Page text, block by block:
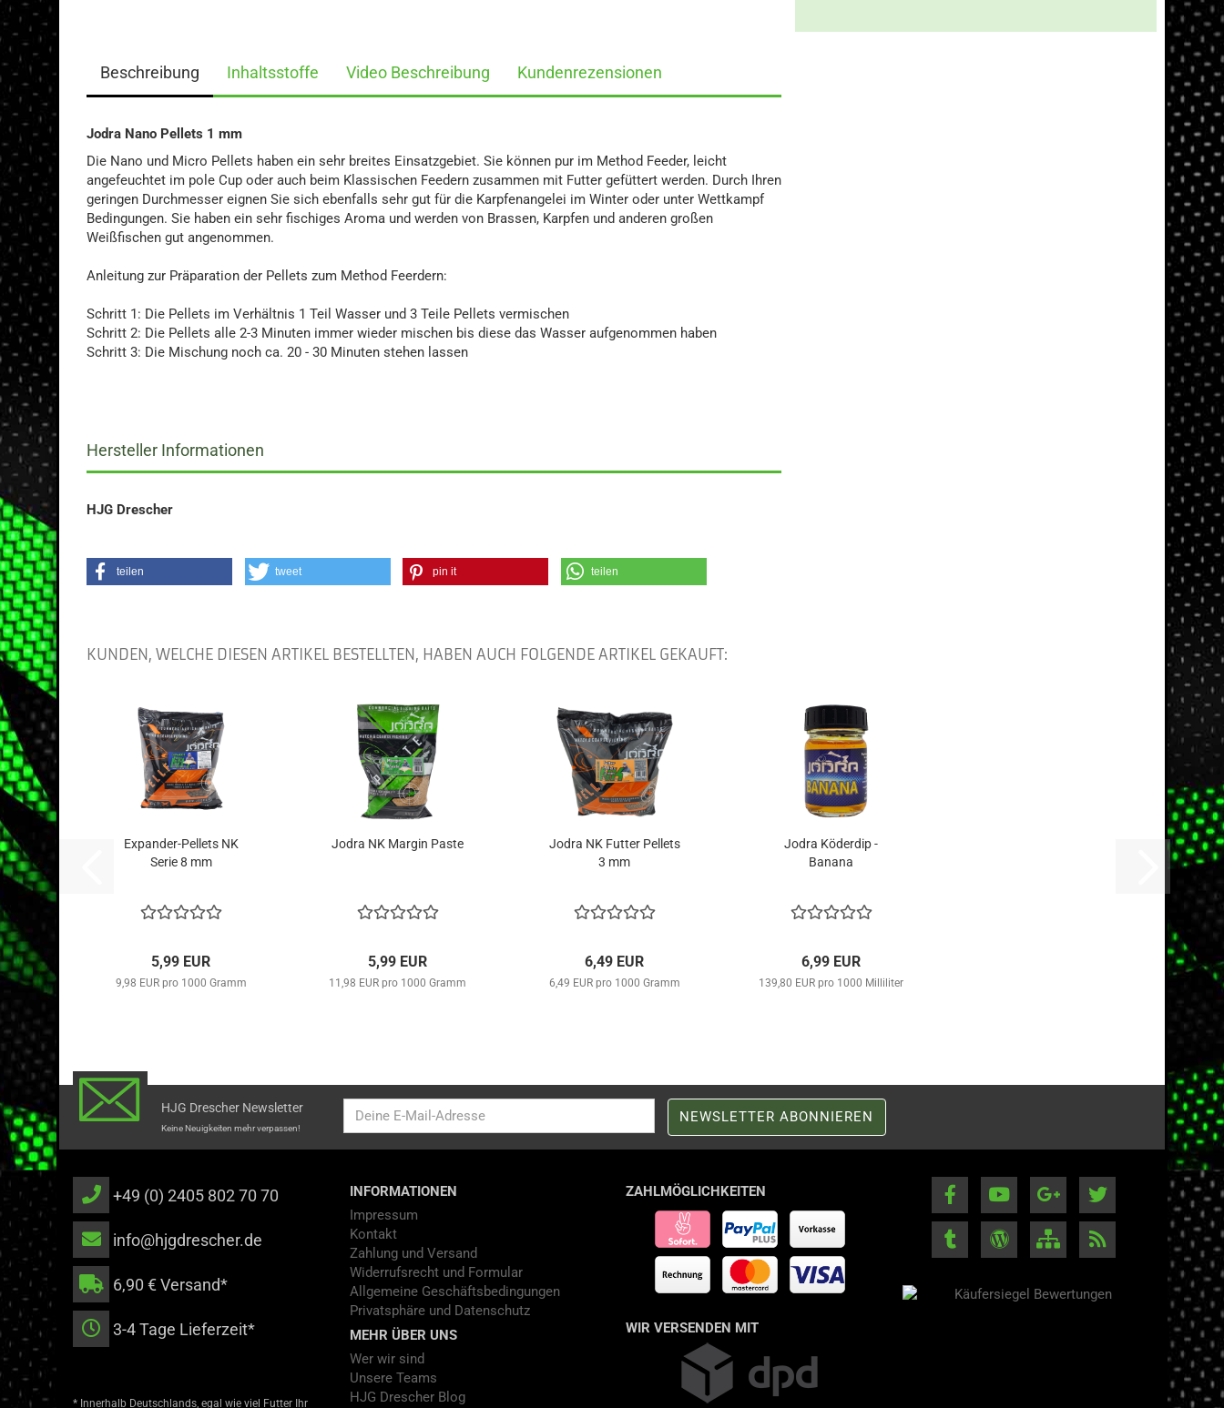
Beschreibung Inhaltsstoffe Video Beschreibung Kundenrezensionen
Jodra Nano Pellets 1 mm
Die Nano und Micro Pellets haben ein sehr breites Einsatzgebiet. Sie können pur im Method Feeder, leicht
angefeuchtet im pole Cup oder auch beim Klassischen Feedern zusammen mit Futter gefüttert werden. Durch Ihren
geringen Durchmesser eignen Sie sich ebenfalls sehr gut für die Karpfenangelei im Winter oder unter Wettkampf
Bedingungen. Sie haben ein sehr fischiges Aroma und werden von Brassen, Karpfen und anderen großen
Weißfischen gut angenommen.
Anleitung zur Präparation der Pellets zum Method Feerdern:
Schritt 1: Die Pellets im Verhältnis 1 Teil Wasser und 3 Teile Pellets vermischen
Schritt 2: Die Pellets alle 2-3 Minuten immer wieder mischen bis diese das Wasser aufgenommen haben
Schritt 3: Die Mischung noch ca. 20 - 30 Minuten stehen lassen
Hersteller Informationen
HJG Drescher
teilen tweet pin it teilen
KUNDEN, WELCHE DIESEN ARTIKEL BESTELLTEN, HABEN AUCH FOLGENDE ARTIKEL GEKAUFT:
Expander-Pellets NK
Serie 8 mm
5,99 EUR
9,98 EUR pro 1000 Gramm
Jodra NK Margin Paste
5,99 EUR
11,98 EUR pro 1000 Gramm
Jodra NK Futter Pellets
3 mm
6,49 EUR
6,49 EUR pro 1000 Gramm
Jodra Köderdip -
Banana
6,99 EUR
139,80 EUR pro 1000 Milliliter
HJG Drescher Newsletter
Keine Neuigkeiten mehr verpassen!
+49 (0) 2405 802 70 70
info@hjgdrescher.de
6,90 € Versand*
3-4 Tage Lieferzeit*
* Innerhalb Deutschlands, egal wie viel Futter Ihr
INFORMATIONEN
Impressum
Kontakt
Zahlung und Versand
Widerrufsrecht und Formular
Allgemeine Geschäftsbedingungen
Privatsphäre und Datenschutz
MEHR ÜBER UNS
Wer wir sind
Unsere Teams
HJG Drescher Blog
ZAHLMÖGLICHKEITEN
WIR VERSENDEN MIT